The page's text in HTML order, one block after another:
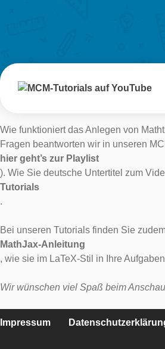
Wie funktioniert das Anlegen von
Fragen beantworten wir in unseren
hier geht’s zur Playlist
). Wie Sie deutsche Untertitel zum
Tutorials
.
Bei unseren Tutorials finden Sie
MathJax-Anleitung
, wie sie im LaTeX-Stil in Ihre
Wir wünschen viel Spaß beim
Impressum